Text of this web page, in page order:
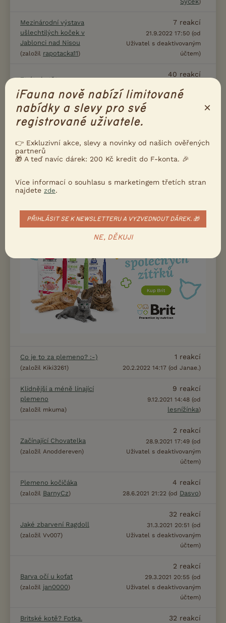
)
Mezinárodní výstava
ušlechtilých koček v
Jablonci nad Nisou
(založil rapotacka11)
7 reakcí
21.9.2022 17:50 (od
Uživatel s deaktivovaným
účtem)
Ztráta kotěte
(založil hana1 )
40 reakcí
Bobča
Dvě bengálky
Devon Rex cestování
19 reakcí
Rezzzy
(založilJirka02) 20.2.2022 15:43 (od Caisy)
Co je to za plemeno? :-)
(založil Kiki3261)
1 reakcí
20.2.2022 14:17 (od Janae.)
Klidnější a méně línající
plemeno
(založil mkuma)
9 reakcí
9.12.2021 14:48 (od
lesnížínka)
Začínající Chovatelka
(založil Anoddereven)
2 reakcí
28.9.2021 17:49 (od
Uživatel s deaktivovaným
účtem)
Plemeno kočičáka
(založil BarnyCz)
4 reakcí
28.6.2021 21:22 (od Dasvo)
Jaké zbarvení Ragdoll
(založil Vv007)
32 reakcí
31.3.2021 20:51 (od
Uživatel s deaktivovaným
účtem)
Barva očí u koťat
(založil jan0000)
2 reakcí
29.3.2021 20:55 (od
Uživatel s deaktivovaným
účtem)
Britské kotě? Fotka. 32 reakcí
iFauna nově nabízí limitované
nabídky a slevy pro své
registrované uživatele.
×
👉 Exkluzivní akce, slevy a novinky od našich ověřených
partnerů
🎁 A teď navíc dárek: 200 Kč kredit do F-konta. 🎉
Více informací o souhlasu s marketingem třetích stran
najdete zde.
PŘIHLÁSIT SE K NEWSLETTERU A VYZVEDNOUT DÁREK. 🎁
NE, DĚKUJI